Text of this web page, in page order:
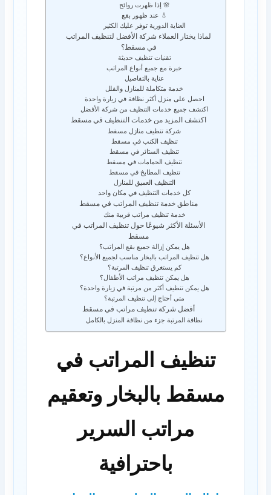
🌸 إذا ظهرت روائح
💧 عند ظهور بقع
العناية الدورية توفر عليك الكثير
لماذا يختار العملاء شركة الأفضل لتنظيف المراتب
في مسقط؟
تقنيات تنظيف حديثة
خبرة مع جميع أنواع المراتب
عناية بالتفاصيل
خدمة متكاملة للمنازل والفلل
احصل على منزل أكثر نظافة في زيارة واحدة
اكتشف جميع خدمات التنظيف من شركة الأفضل
اكتشف المزيد من خدمات التنظيف في مسقط
شركة تنظيف منازل مسقط
تنظيف الكنب في مسقط
تنظيف الستائر في مسقط
تنظيف الحمامات في مسقط
تنظيف المطابخ في مسقط
التنظيف العميق للمنازل
كل خدمات التنظيف في مكان واحد
مناطق خدمة تنظيف المراتب في مسقط
خدمة تنظيف مراتب قريبة منك
الأسئلة الأكثر شيوعًا حول تنظيف المراتب في
مسقط
هل يمكن إزالة جميع بقع المراتب؟
هل تنظيف المراتب بالبخار مناسب لجميع الأنواع؟
كم يستغرق تنظيف المرتبة؟
هل يمكن تنظيف مراتب الأطفال؟
هل يمكن تنظيف أكثر من مرتبة في زيارة واحدة؟
متى أحتاج إلى تنظيف المرتبة؟
أفضل شركة تنظيف مراتب في مسقط
نظافة المرتبة جزء من نظافة المنزل بالكامل
تنظيف المراتب في
مسقط بالبخار وتعقيم
مراتب السرير
باحترافية